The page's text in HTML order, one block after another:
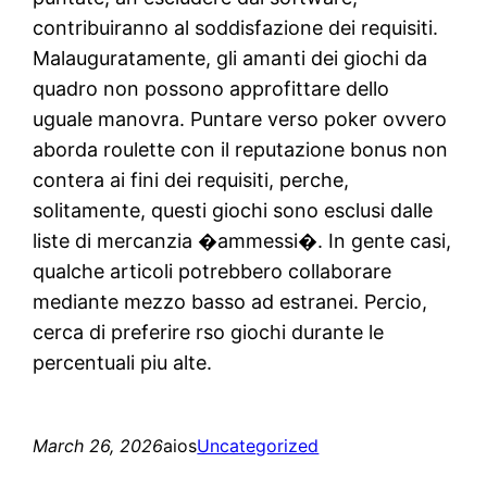
contribuiranno al soddisfazione dei requisiti.
Malauguratamente, gli amanti dei giochi da
quadro non possono approfittare dello
uguale manovra. Puntare verso poker ovvero
aborda roulette con il reputazione bonus non
contera ai fini dei requisiti, perche,
solitamente, questi giochi sono esclusi dalle
liste di mercanzia �ammessi�. In gente casi,
qualche articoli potrebbero collaborare
mediante mezzo basso ad estranei. Percio,
cerca di preferire rso giochi durante le
percentuali piu alte.
March 26, 2026aiosUncategorized